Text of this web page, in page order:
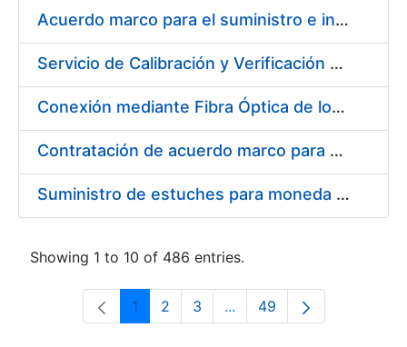
Acuerdo marco para el suministro e instalación de persianas, estores y otros complementos
Servicio de Calibración y Verificación Externa de los Equipos de Medición del Servicio de Prevención de la FNMT-RCM
Conexión mediante Fibra Óptica de los Centros de Proceso de Datos (CPDs) de las sedes de la FNMT-RCM de Burgos y Madrid
Contratación de acuerdo marco para el Suministro de Material de Electricidad para la Fábrica Nacional de Moneda y Timbre-Real Casa de la Moneda en su centro de trabajo de Burgos
Suministro de estuches para moneda de 30 €
Showing 1 to 10 of 486 entries.
Page
1 Page
2 Page
3 ...Intermediate Pages Use
Page
49